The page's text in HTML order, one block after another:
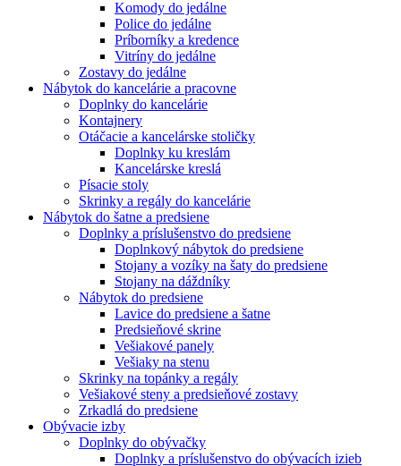
Komody do jedálne
Police do jedálne
Príborníky a kredence
Vitríny do jedálne
Zostavy do jedálne
Nábytok do kancelárie a pracovne
Doplnky do kancelárie
Kontajnery
Otáčacie a kancelárske stoličky
Doplnky ku kreslám
Kancelárske kreslá
Písacie stoly
Skrinky a regály do kancelárie
Nábytok do šatne a predsiene
Doplnky a príslušenstvo do predsiene
Doplnkový nábytok do predsiene
Stojany a vozíky na šaty do predsiene
Stojany na dáždníky
Nábytok do predsiene
Lavice do predsiene a šatne
Predsieňové skrine
Vešiakové panely
Vešiaky na stenu
Skrinky na topánky a regály
Vešiakové steny a predsieňové zostavy
Zrkadlá do predsiene
Obývacie izby
Doplnky do obývačky
Doplnky a príslušenstvo do obývacích izieb